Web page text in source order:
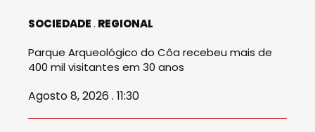
SOCIEDADE REGIONAL
Parque Arqueológico do Côa recebeu mais de
400 mil visitantes em 30 anos
Agosto 8, 2026 . 11:30